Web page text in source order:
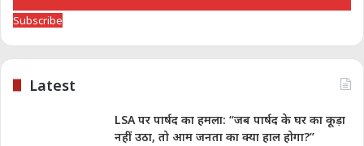
Subscribe
Latest
LSA पर पार्षद का हमला: “जब पार्षद के घर का कूड़ा
नहीं उठा, तो आम जनता का क्या हाल होगा?”